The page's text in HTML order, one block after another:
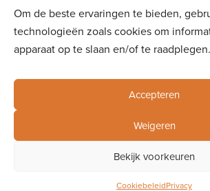
Om de beste ervaringen te bieden,
technologieën zoals cookies om
apparaat op te slaan en/of te raadplegen.
Accepteren
Weigeren
Bekijk voorkeuren
CookiebeleidPrivacy
jezelf, je
ouders.
Gemaakt met door